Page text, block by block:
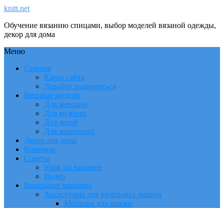
knitt.net
Обучение вязанию спицами, выбор моделей вязаной одежды,
декор для дома
Меню
Главная
Карта сайта
Давайте знакомиться
Вязаные модели
Для женщин
Для мужчин
Для детей
Для животных
Декор для дома
Крючком
Советы
Урок по вязанию
Видео
Вязальные машины
Аксессуары для вязальных машин
Моталки для пряжи